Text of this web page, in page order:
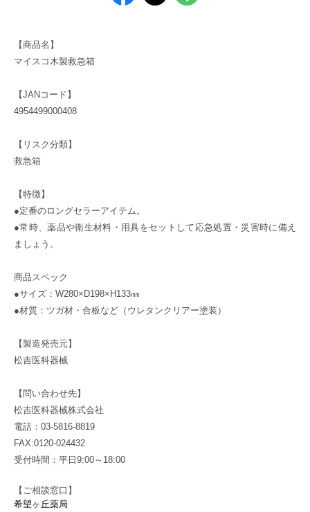
【商品名】
マイスコ木製救急箱
【JANコード】
4954499000408
【リスク分類】
救急箱
【特徴】
●定番のロングセラーアイテム。
●常時、薬品や衛生材料・用具をセットして応急処置・災害時に備え
ましょう。
商品スペック
●サイズ：W280×D198×H133㎜
●材質：ツガ材・合板など（ウレタンクリアー塗装）
【製造発売元】
松吉医科器械
【問い合わせ先】
松吉医科器械株式会社
電話：03-5816-8819
FAX:0120-024432
受付時間：平日9:00～18:00
【 ご相談窓口 】
希望ヶ丘薬局